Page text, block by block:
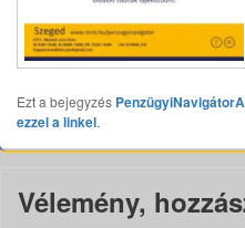
Ezt a bejegyzés
ezzel a linkel.
Vélemény,